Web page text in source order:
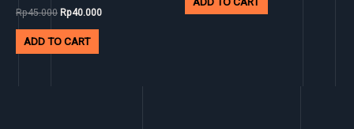
Rp45.000 Rp40.000
ADD TO CART